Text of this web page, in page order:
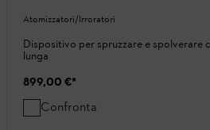
Atomizzatori/Irroratori
Dispositivo per spruzzare e spolverare
lunga
899,00 €*
Confronta